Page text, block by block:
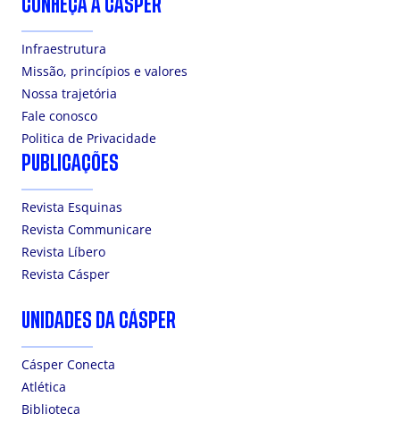
CONHEÇA A CÁSPER
Infraestrutura
Missão, princípios e valores
Nossa trajetória
Fale conosco
Politica de Privacidade
PUBLICAÇÕES
Revista Esquinas
Revista Communicare
Revista Líbero
Revista Cásper
UNIDADES DA CÁSPER
Cásper Conecta
Atlética
Biblioteca